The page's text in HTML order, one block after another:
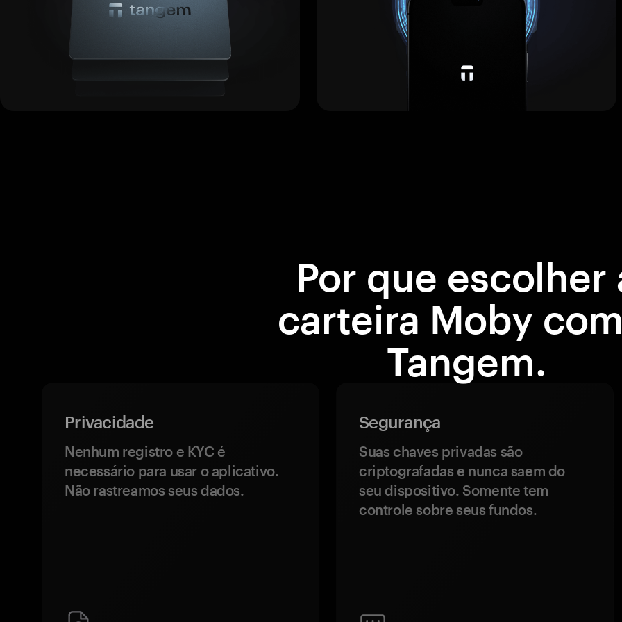
Por que escolher
carteira Moby
Tangem.
Privacidade
Nenhum registro e KYC é
necessário para usar o aplicativo.
Não rastreamos seus dados.
Segurança
Suas chaves privadas são
criptografadas e nunca saem do
seu dispositivo. Somente tem
controle sobre seus fundos.